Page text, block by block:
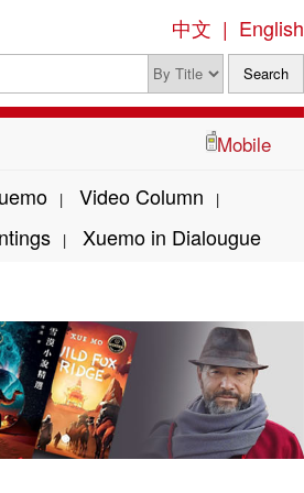
中文 | English
Mobile
| Video Column |
| Xuemo in Dialougue